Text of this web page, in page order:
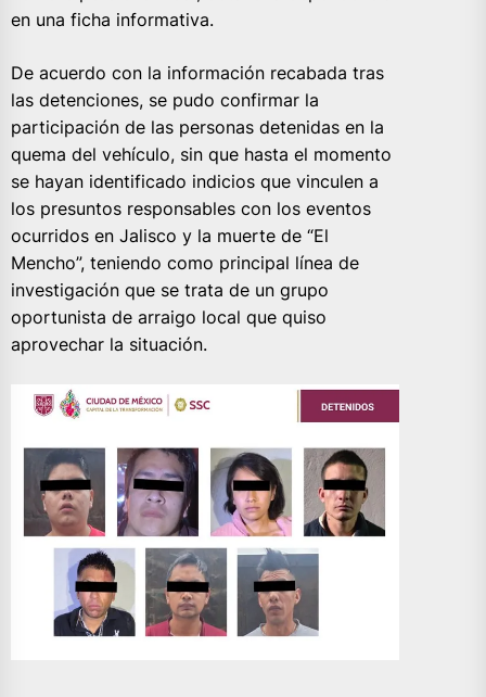
en una ficha informativa.
De acuerdo con la información recabada tras
las detenciones, se pudo confirmar la
participación de las personas detenidas en la
quema del vehículo, sin que hasta el momento
se hayan identificado indicios que vinculen a
los presuntos responsables con los eventos
ocurridos en Jalisco y la muerte de “El
Mencho”, teniendo como principal línea de
investigación que se trata de un grupo
oportunista de arraigo local que quiso
aprovechar la situación.